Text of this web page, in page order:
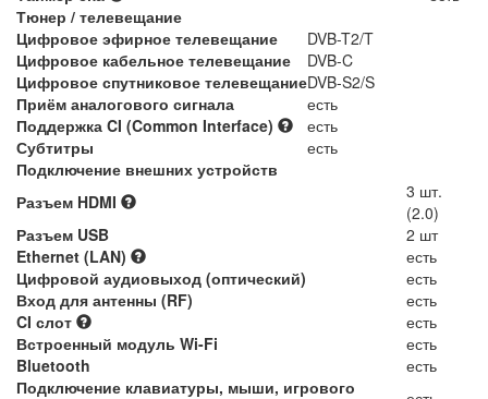
Тюнер / телевещание
Цифровое эфирное телевещание
DVB-T2/T
Цифровое кабельное телевещание
DVB-C
Цифровое спутниковое телевещаниеDVB-S2/S
Приём аналогового сигнала
есть
Поддержка CI (Common Interface)
есть
Субтитры
есть
Подключение внешних устройств
Разъем HDMI
3 шт.
(2.0)
Разъем USB
2 шт
Ethernet (LAN)
есть
Цифровой аудиовыход (оптический)
есть
Вход для антенны (RF)
есть
CI слот
есть
Встроенный модуль Wi-Fi
есть
Bluetooth
есть
Подключение клавиатуры, мыши, игрового